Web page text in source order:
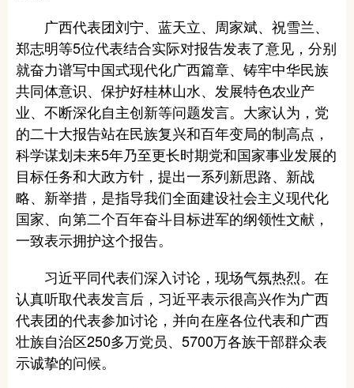
广西代表团刘宁、蓝天立、周家斌、祝雪兰、
郑志明等5位代表结合实际对报告发表了意见，分别
就奋力谱写中国式现代化广西篇章、铸牢中华民族
共同体意识、保护好桂林山水、发展特色农业产
业、不断深化自主创新等问题发言。大家认为，党
的二十大报告站在民族复兴和百年变局的制高点，
科学谋划未来5年乃至更长时期党和国家事业发展的
目标任务和大政方针，提出一系列新思路、新战
略、新举措，是指导我们全面建设社会主义现代化
国家、向第二个百年奋斗目标进军的纲领性文献，
一致表示拥护这个报告。
习近平同代表们深入讨论，现场气氛热烈。在
认真听取代表发言后，习近平表示很高兴作为广西
代表团的代表参加讨论，并向在座各位代表和广西
壮族自治区250多万党员、5700万各族干部群众表
示诚挚的问候。